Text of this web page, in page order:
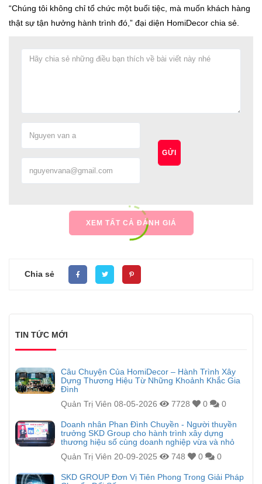
“Chúng tôi không chỉ tổ chức một buổi tiệc, mà muốn khách hàng
thật sự tận hưởng hành trình đó,” đại diện HomiDecor chia sẻ.
GỬI
XEM TẤT CẢ ĐÁNH GIÁ
Chia sẻ
TIN TỨC MỚI
Câu Chuyện Của HomiDecor – Hành Trình Xây
Dựng Thương Hiệu Từ Những Khoảnh Khắc Gia
Đình
Quản Trị Viên 08-05-2026 7728 0 0
Doanh nhân Phan Đình Chuyền - Người thuyền
trưởng SKD Group cho hành trình xây dựng
thương hiệu số cùng doanh nghiệp vừa và nhỏ
Quản Trị Viên 20-09-2025 748 0 0
SKD GROUP Đơn Vị Tiên Phong Trong Giải Pháp